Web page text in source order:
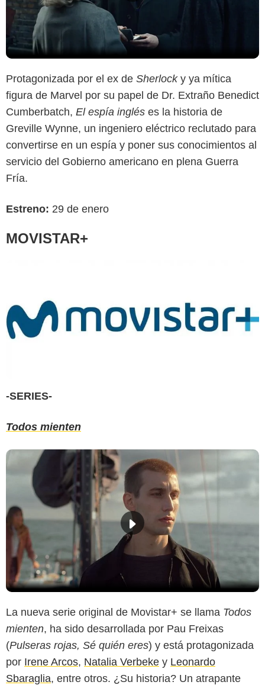
Protagonizada por el ex de Sherlocky ya mítica
figura de Marvel por su papel de Dr. Extraño Benedict
Cumberbatch, El espía inglés es la historia de
Greville Wynne, un ingeniero eléctrico reclutado para
convertirse en un espía y poner sus conocimientos al
servicio del Gobierno americano en plena Guerra
Fría.
Estreno: 29 de enero
MOVISTAR+
-SERIES-
Todos mienten
La nueva serie original de Movistar+ se llama Todos
mienten, ha sido desarrollada por Pau Freixas
(Pulseras rojas, Sé quién eres) y está protagonizada
por Irene Arcos, Natalia Verbeke y Leonardo
Sbaraglia, entre otros. ¿Su historia? Un atrapante